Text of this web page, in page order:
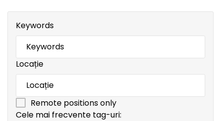
Keywords
Locație
Remote positions only
Cele mai frecvente tag-uri: